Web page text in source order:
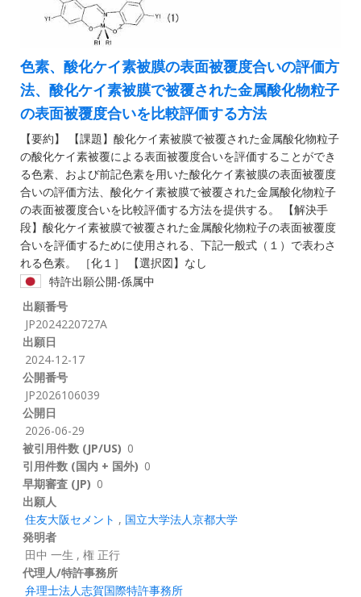
色素、酸化ケイ素被膜の表面被覆度合いの評価方
法、酸化ケイ素被膜で被覆された金属酸化物粒子
の表面被覆度合いを比較評価する方法
【要約】 【課題】酸化ケイ素被膜で被覆された金属酸化物粒子
の酸化ケイ素被覆による表面被覆度合いを評価することができ
る色素、および前記色素を用いた酸化ケイ素被膜の表面被覆度
合いの評価方法、酸化ケイ素被膜で被覆された金属酸化物粒子
の表面被覆度合いを比較評価する方法を提供する。 【解決手
段】酸化ケイ素被膜で被覆された金属酸化物粒子の表面被覆度
合いを評価するために使用される、下記一般式（１）で表わさ
れる色素。 ［化１］ 【選択図】なし
特許出願公開-係属中
出願番号
JP2024220727A
出願日
2024-12-17
公開番号
JP2026106039
公開日
2026-06-29
被引用件数 (JP/US) 0
引用件数 (国内 + 国外) 0
早期審査 (JP) 0
出願人
住友大阪セメント , 国立大学法人京都大学
発明者
田中 一生 , 権 正行
代理人/特許事務所
弁理士法人志賀国際特許事務所